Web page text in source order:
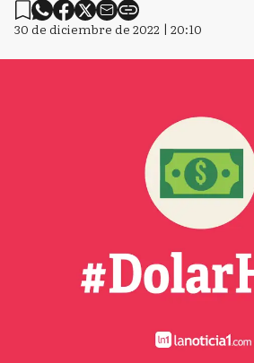
30 de diciembre de 2022 | 20:10